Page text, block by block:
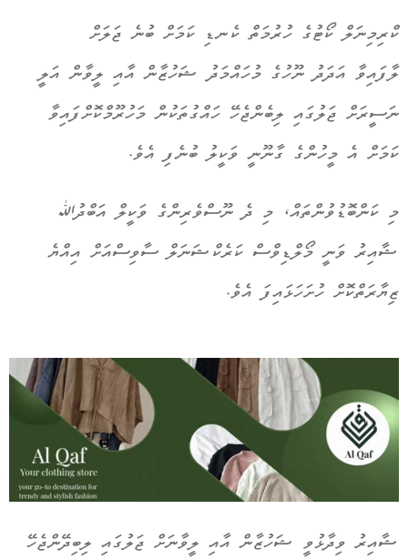
ކްރިމިނަލް ކޯޓުގެ ހުރުމަތް ކެނޑި ކަމަށް ބުނެ ޖަލަށް
ލާފައިވާ އަދަދު ނޫހުގެ މުހައްމަދު ޝަހުޒާން އާއި ލީވާން އަލީ
ނަސީރަށް ޖަލުގައި ލިބެންޖެހޭ ހައްގުތަކުން މަހުރޫމްކޮށްފައިވާ
ކަމަށް އެ މީހުންގެ ގާނޫނީ ވަކީލު ބުނެފި އެވެ.
މި ކަންބޮޑުވުންތައް، މި ދެ ނޫސްވެރިންގެ ވަކީލް އަބްދުﷲ
ޝާއިރު ވަނީ މޯލްޑިވްސް ކަރެކްޝަނަލް ސާވިސްއަށް އިއްޔެ
ޒިޔާރަތްކޮށް ހުށަހަޅައިފަ އެވެ.
ޝާއިރު ވިދާޅުވީ ޝަހުޒާން އާއި ލީވާނަށް ޖަލުގައި ލިބިދޭންޖެހޭ